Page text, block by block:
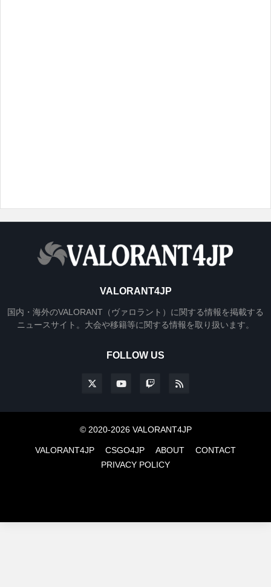
VALORANT4JP
国内・海外のVALORANT（ヴァロラント）に関する情報を掲載する
ニュースサイト。大会や移籍等に関する情報を取り扱います。
FOLLOW US
© 2020-2026 VALORANT4JP
VALORANT4JP CSGO4JP ABOUT
CONTACT
PRIVACY POLICY